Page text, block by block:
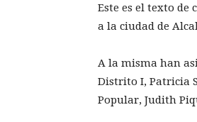
Este es el texto de
a la ciudad de
A la misma han
Distrito I, Patricia
Popular, Judith